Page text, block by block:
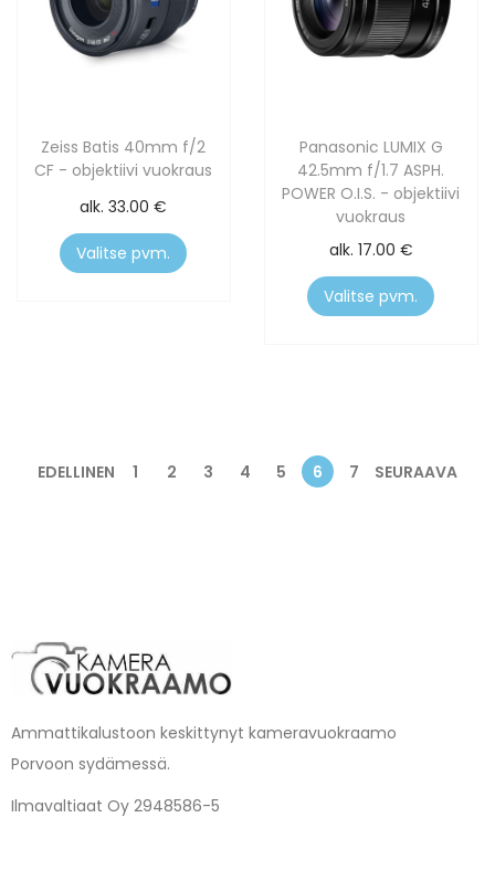
Zeiss Batis 40mm f/2
CF - objektiivi vuokraus
alk.33.00€
Valitse pvm.
Panasonic LUMIX G
42.5mm f/1.7 ASPH.
POWER O.I.S. - objektiivi
vuokraus
alk. 17.00 €
Valitse pvm.
EDELLINEN 1 2 3 4 5 6 7 SEURAAVA
Ammattikalustoon keskittynyt kameravuokraamo
Porvoon sydämessä.
Ilmavaltiaat Oy 2948586-5